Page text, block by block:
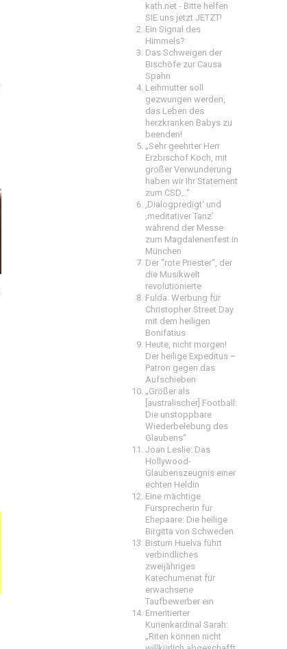
kath.net - Bitte helfen
SIE uns jetzt JETZT!
Ein Signal des
Himmels?
Das Schweigen der
Bischöfe zur Causa
Spahn
Leihmutter soll
gezwungen werden,
das Leben des
herzkranken Babys zu
beenden!
„Sehr geehrter Herr
Erzbischof Koch, mit
großer Verwunderung
haben wir Ihr Statement
zum CSD…“
‚Dialogpredigt‘ und
‚meditativer Tanz’
während der Messe
zum Magdalenenfest in
München
Der "rote Priester", der
die Musikwelt
revolutionierte
Fulda: Werbung für
Christopher Street Day
mit dem heiligen
Bonifatius
Heute, nicht morgen!
Der heilige Expeditus –
Patron gegen das
Aufschieben
„Größer als
[australischer] Football:
Die unstoppbare
Wiederbelebung des
Glaubens“
Joan Leslie: Das
Hollywood-
Glaubenszeugnis einer
echten Heldin
Eine mächtige
Fürsprecherin für
Ehepaare: Die heilige
Birgitta von Schweden
Bistum Huelva führt
verbindliches
zweijähriges
Katechumenat für
erwachsene
Taufbewerber ein
Emeritierter
Kurienkardinal Sarah:
„Riten können nicht